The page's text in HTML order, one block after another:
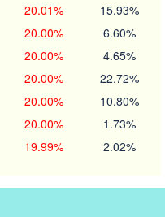
20.01% 15.93%
20.00% 6.60%
20.00% 4.65%
20.00% 22.72%
20.00% 10.80%
20.00% 1.73%
19.99% 2.02%